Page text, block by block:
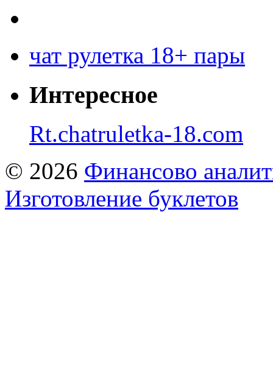
чат рулетка 18+ пары
Интересное
Rt.chatruletka-18.com
© 2026 Финансово
Изготовление буклетов